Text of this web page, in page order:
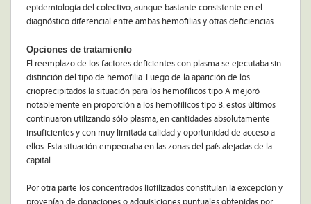
epidemiología del colectivo, aunque bastante consistente en el
diagnóstico diferencial entre ambas hemofilias y otras deficiencias.
Opciones de tratamiento
El reemplazo de los factores deficientes con plasma se ejecutaba sin
distinción del tipo de hemofilia. Luego de la aparición de los
crioprecipitados la situación para los hemofílicos tipo A mejoró
notablemente en proporción a los hemofílicos tipo B. estos últimos
continuaron utilizando sólo plasma, en cantidades absolutamente
insuficientes y con muy limitada calidad y oportunidad de acceso a
ellos. Esta situación empeoraba en las zonas del país alejadas de la
capital.
Por otra parte los concentrados liofilizados constituían la excepción y